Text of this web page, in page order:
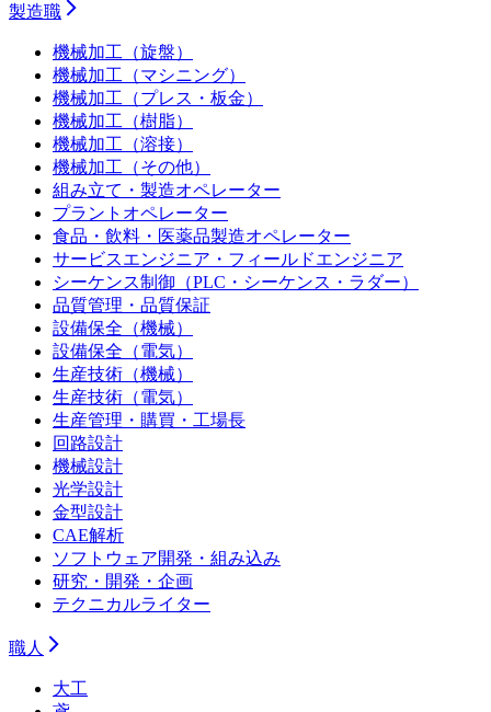
製造職
機械加工（旋盤）
機械加工（マシニング）
機械加工（プレス・板金）
機械加工（樹脂）
機械加工（溶接）
機械加工（その他）
組み立て・製造オペレーター
プラントオペレーター
食品・飲料・医薬品製造オペレーター
サービスエンジニア・フィールドエンジニア
シーケンス制御（PLC・シーケンス・ラダー）
品質管理・品質保証
設備保全（機械）
設備保全（電気）
生産技術（機械）
生産技術（電気）
生産管理・購買・工場長
回路設計
機械設計
光学設計
金型設計
CAE解析
ソフトウェア開発・組み込み
研究・開発・企画
テクニカルライター
職人
大工